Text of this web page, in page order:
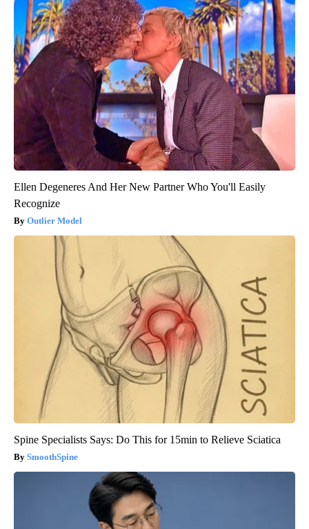
Ellen Degeneres And Her New Partner Who You'll Easily
Recognize
Outlier Model
Spine Specialists Says: Do This for 15min to Relieve Sciatica
SmoothSpine